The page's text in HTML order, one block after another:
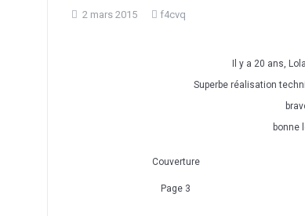
2 mars 2015 f4cvq
Il y a 20 ans,
Superbe réalisation
bonne
Couverture
Page 3